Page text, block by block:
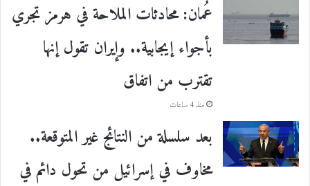
عُمان: محادثات الملاحة في هرمز تجري
بأجواء إيجابية.. وإيران تقول إنها
تقترب من اتفاق
منذ 4 ساعات
بعد سلسلة من النتائج غير المتوقعة..
مخاوف في إسرائيل من تحول دائم في